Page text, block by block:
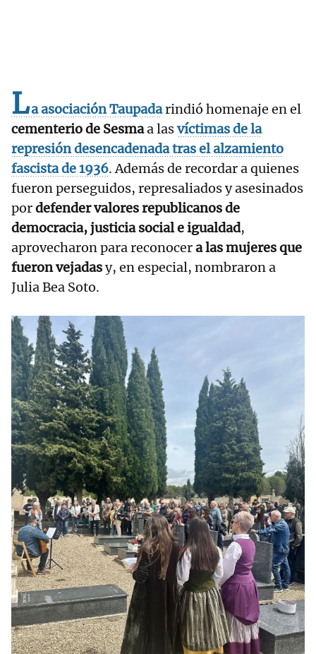
La asociación Taupadarindió homenaje en el
cementerio de Sesmaa lasvíctimas de la
represión desencadenada tras el alzamiento
fascista de 1936. Además de recordar a quienes
fueron perseguidos, represaliados y asesinados
pordefender valores republicanos de
democracia, justicia social e igualdad,
aprovecharon para reconocera las mujeres que
fueron vejadasy, en especial, nombraron a
Julia Bea Soto.